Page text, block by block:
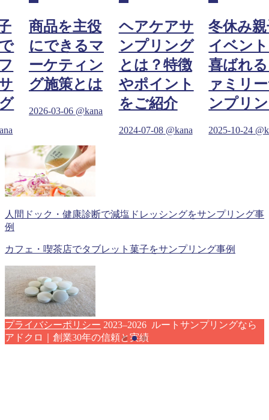
商品を主役
にできるマ
ーケティン
グ施策とは
2026-03-06 @kana
ヘアケアサ
ンプリング
とは？特徴
やポイント
をご紹介
2024-07-08 @kana
冬休み
イベン
喜ばれ
ァミリ
ンプリ
2025-10-24
人間ドック・健康診断で減塩ドレッシングをサンプリング事
例
カフェ・喫茶店でタブレット菓子をサンプリング事例
プライバシーポリシー 2023–2026 ルートサンプリングなら
アドクロ｜創業30年の信頼と実績